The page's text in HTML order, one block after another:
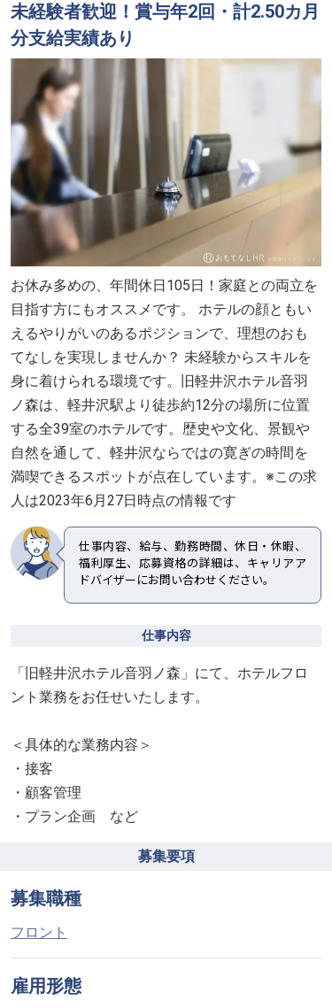
未経験者歓迎！賞与年2回・計2.50カ月
分支給実績あり
お休み多めの、年間休日105日！家庭との両立を
目指す方にもオススメです。 ホテルの顔ともい
えるやりがいのあるポジションで、理想のおも
てなしを実現しませんか？ 未経験からスキルを
身に着けられる環境です。旧軽井沢ホテル音羽
ノ森は、軽井沢駅より徒歩約12分の場所に位置
する全39室のホテルです。歴史や文化、景観や
自然を通して、軽井沢ならではの寛ぎの時間を
満喫できるスポットが点在しています。※この求
人は2023年6月27日時点の情報です
仕事内容、給与、勤務時間、休日・休暇、
福利厚生、応募資格の詳細は、キャリアア
ドバイザーにお問い合わせください。
仕事内容
「旧軽井沢ホテル音羽ノ森」にて、ホテルフロ
ント業務をお任せいたします。
＜具体的な業務内容＞
・接客
・顧客管理
・プラン企画 など
募集要項
募集職種
フロント
雇用形態